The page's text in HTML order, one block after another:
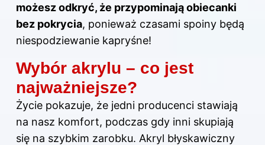
możesz odkryć, że przypominają obiecanki
bez pokrycia, ponieważ czasami spoiny będą
niespodziewanie kapryśne!
Wybór akrylu – co jest
najważniejsze?
Życie pokazuje, że jedni producenci stawiają
na nasz komfort, podczas gdy inni skupiają
się na szybkim zarobku. Akryl błyskawiczny